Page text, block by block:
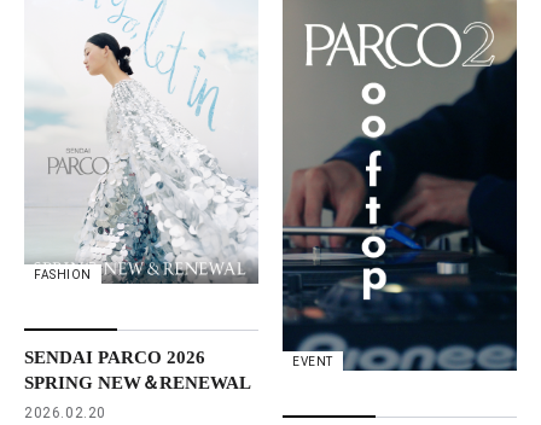
FASHION
SENDAI PARCO 2026
SPRING NEW＆RENEWAL
2026.02.20
EVENT